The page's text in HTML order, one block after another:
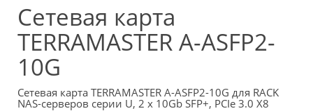
Сетевая карта
TERRAMASTER A-ASFP2-
10G
Сетевая карта TERRAMASTER A-ASFP2-10G для RACK
NAS-серверов серии U, 2 x 10Gb SFP+, PCIe 3.0 X8